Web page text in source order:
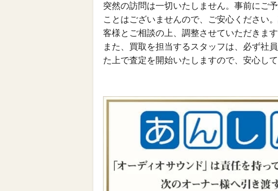
突然の訪問は一切いたしません。事前にご
ことはございませんので、ご安心ください
客様とご相談の上、調整させていただきます
また、買取を担当するスタッフは、必ず社
た上で査定を開始いたしますので、安心して